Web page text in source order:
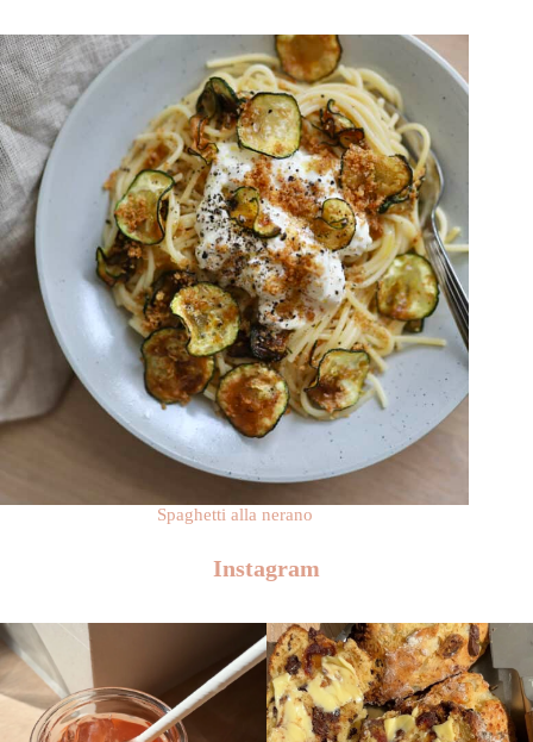
Spaghetti alla nerano
Instagram